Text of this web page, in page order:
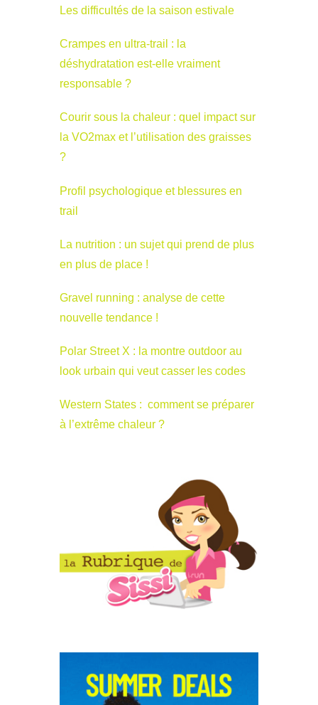
Les difficultés de la saison estivale
Crampes en ultra-trail : la
déshydratation est-elle vraiment
responsable ?
Courir sous la chaleur : quel impact sur
la VO2max et l’utilisation des graisses
?
Profil psychologique et blessures en
trail
La nutrition : un sujet qui prend de plus
en plus de place !
Gravel running : analyse de cette
nouvelle tendance !
Polar Street X : la montre outdoor au
look urbain qui veut casser les codes
Western States : comment se préparer
à l’extrême chaleur ?